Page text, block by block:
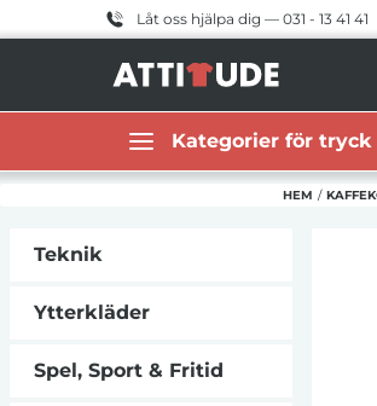
Låt oss hjälpa dig — 031 - 13 41 41
Kategorier för tryck
HEM /
Teknik
Ytterkläder
Spel, Sport & Fritid